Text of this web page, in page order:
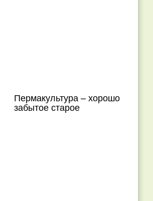
Пермакультура – хорошо
забытое старое